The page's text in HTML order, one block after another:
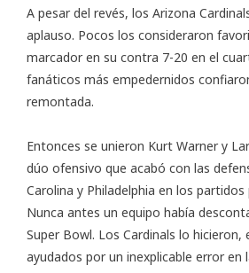
A pesar del revés, los Arizona
aplauso. Pocos los consideraron
marcador en su contra 7-20 en el
fanáticos más empedernidos
remontada.
Entonces se unieron Kurt Warner y
dúo ofensivo que acabó con las
Carolina y Philadelphia en los
Nunca antes un equipo había
Super Bowl. Los Cardinals lo hicieron,
ayudados por un inexplicable error en